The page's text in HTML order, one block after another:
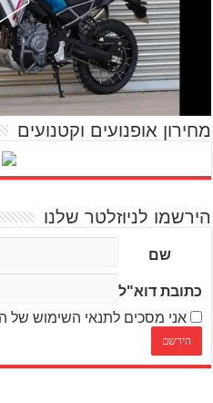
מחירון אופנועים וקטנועים
הירשמו לניוזלטר שלנו
שם
כתובת דוא"ל
אני מסכים לתנאי השימוש של